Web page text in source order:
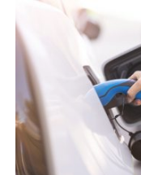
în luna mai 2026, față